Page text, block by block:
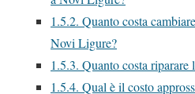
1.5.2. Quanto costa
Novi Ligure?
1.5.3. Quanto costa
1.5.4. Qual è il costo